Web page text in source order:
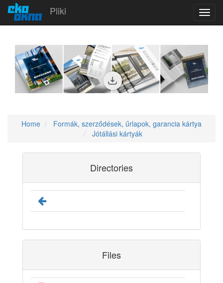
Pliki
Home
Formák, szerződések, űrlapok, garancia kártya
Jótállási kártyák
Directories
Files